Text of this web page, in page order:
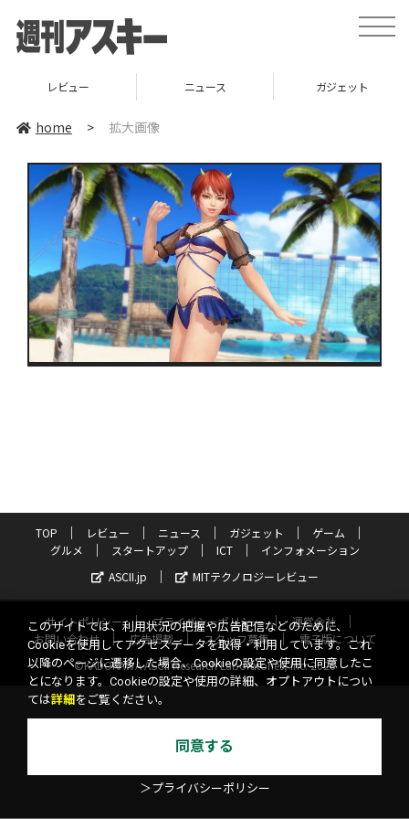
toggle
レビュー ニュース ガジェット
home > 拡大画像
TOP レビュー ニュース ガジェット
ゲーム
グルメ
スタートアップ ICT
インフォメーション
ASCII.jp
MITテクノロジーレビュー
サイトポリシー プライバシーポリシー
運営会社
お問い合わせ
広告掲載 スタッフ募集
電子版について
©KADOKAWA ASCII Research Laboratories, Inc. 2026
このサイトでは、利用状況の把握や広告配信などのために、
Cookieを使用してアクセスデータを取得・利用しています。これ
以降のページに遷移した場合、Cookieの設定や使用に同意したこ
とになります。Cookieの設定や使用の詳細、オプトアウトについ
ては詳細 をご覧ください。
同意する
＞プライバシーポリシー